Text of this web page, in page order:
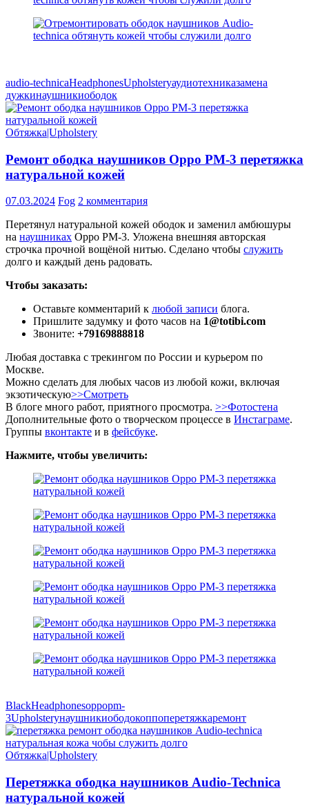
audio-technicaHeadphonesUpholsteryаудиотехниказамена
дужкинаушникиободок
Обтяжка|Upholstery
Ремонт ободка наушников Oppo PM-3 перетяжка
натуральной кожей
07.03.2024 Fog 2 комментария
Перетянул натуральной кожей ободок и заменил амбюшуры
на наушниках Oppo PM-3. Уложена внешняя авторская
строчка прочной вощёной нитью. Сделано чтобы служить
долго и каждый день радовать.
Чтобы заказать:
Оставьте комментарий к любой записи блога.
Пришлите задумку и фото часов на 1@totibi.com
Звоните: +79169888818
Любая доставка с трекингом по России и курьером по
Москве.
Можно сделать для любых часов из любой кожи, включая
экзотическую>>Смотреть
В блоге много работ, приятного просмотра. >>Фотостена
Дополнительные фото о творческом процессе в Инстаграме.
Группы вконтакте и в фейсбуке.
Нажмите, чтобы увеличить:
BlackHeadphonesoppopm-
3Upholsteryнаушникиободокоппоперетяжкаремонт
Обтяжка|Upholstery
Перетяжка ободка наушников Audio-Technica
натуральной кожей